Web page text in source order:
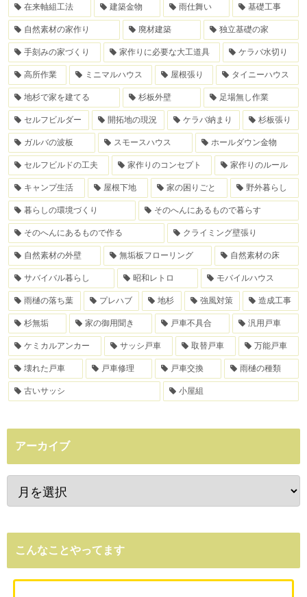
在来軸組工法 建築金物 雨仕舞い 基礎工事
自然素材の家作り 廃材建築 独立基礎の家
手刻みの家づくり 家作りに必要な大工道具 ケラバ水切り
高所作業 ミニマルハウス 屋根張り タイニーハウス
地杉で家を建てる 杉板外壁 足場無し作業
セルフビルダー 開拓地の現況 ケラバ納まり 杉板張り
ガルバの波板 スモースハウス ホールダウン金物
セルフビルドの工夫 家作りのコンセプト 家作りのルール
キャンプ生活 屋根下地 家の困りごと 野外暮らし
暮らしの環境づくり そのへんにあるもので暮らす
そのへんにあるもので作る クライミング壁張り
自然素材の外壁 無垢板フローリング 自然素材の床
サバイバル暮らし 昭和レトロ モバイルハウス
雨樋の落ち葉 プレハブ 地杉 強風対策 造成工事
杉無垢 家の御用聞き 戸車不具合 汎用戸車
ケミカルアンカー サッシ戸車 取替戸車 万能戸車
壊れた戸車 戸車修理 戸車交換 雨樋の種類
古いサッシ 小屋組
アーカイブ
こんなことやってます